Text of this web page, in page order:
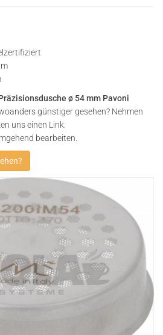
ø 54 mm Pavoni
günstiger gesehen? Nehmen
uns einen Link.
bearbeiten.